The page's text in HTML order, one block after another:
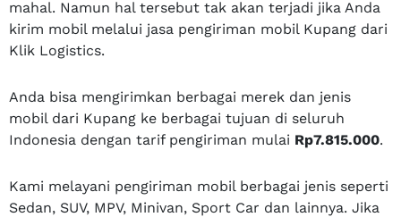
mahal. Namun hal tersebut tak akan terjadi jika Anda
kirim mobil melalui jasa pengiriman mobil Kupang dari
Klik Logistics.
Anda bisa mengirimkan berbagai merek dan jenis
mobil dari Kupang ke berbagai tujuan di seluruh
Indonesia dengan tarif pengiriman mulai Rp7.815.000.
Kami melayani pengiriman mobil berbagai jenis seperti
Sedan, SUV, MPV, Minivan, Sport Car dan lainnya. Jika